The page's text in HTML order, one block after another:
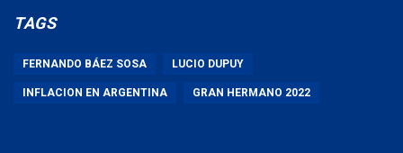
TAGS
FERNANDO BÁEZ SOSA LUCIO DUPUY
INFLACION EN ARGENTINA GRAN HERMANO 2022